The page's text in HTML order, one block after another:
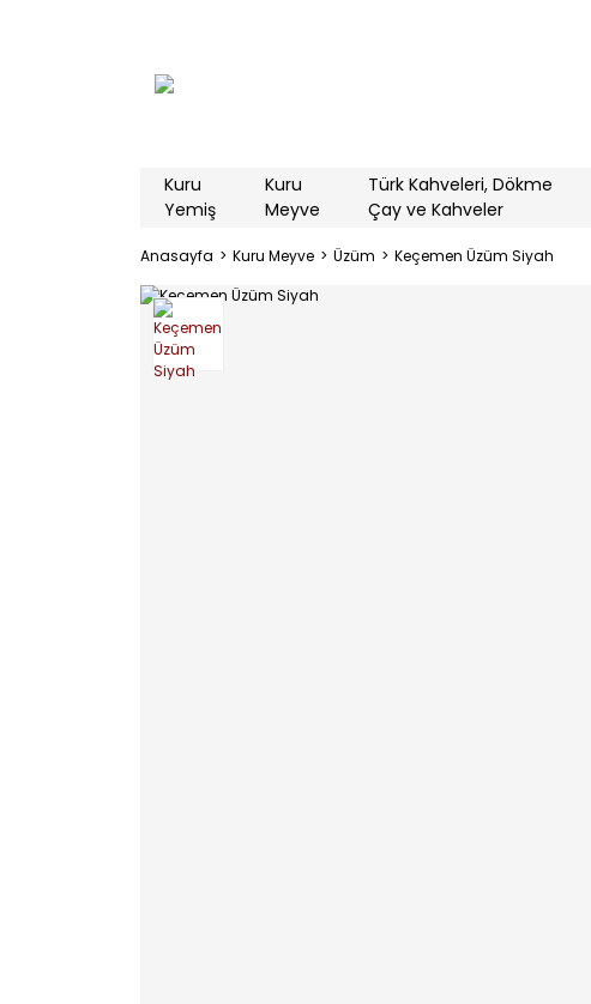
Kuru
Yemiş
Kuru
Meyve
Türk Kahveleri, Dökme
Çay ve Kahveler
Anasayfa Kuru Meyve Üzüm Keçemen Üzüm Siyah